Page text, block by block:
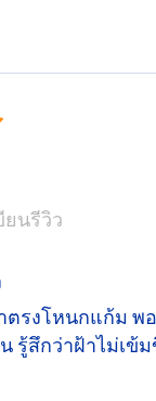
ยนรีวิว
ตรงโหนกแก้ม พ
รู้สึกว่าฝ้าไม่เข้